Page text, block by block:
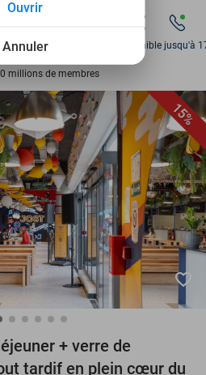
7 jours par semaine
millions de membres
9,4 basé sur206 187 avis
+ de 15.000 deals
7 jours par semaine
millions de membres
Disponible jusqu'à
15%
favorite_border
+ verre de
tardif en plein cœur du
Annuler
Ouvrir